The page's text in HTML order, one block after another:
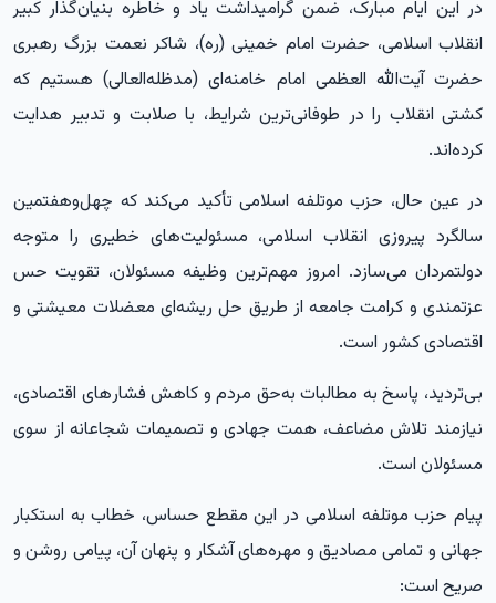
در این ایام مبارک، ضمن گرامیداشت یاد و خاطره بنیان‌گذار کبیر
انقلاب اسلامی، حضرت امام خمینی (ره)، شاکر نعمت بزرگ رهبری
حضرت آیت‌الله العظمی امام خامنه‌ای (مدظله‌العالی) هستیم که
کشتی انقلاب را در طوفانی‌ترین شرایط، با صلابت و تدبیر هدایت
کرده‌اند.
در عین حال، حزب موتلفه اسلامی تأکید می‌کند که چهل‌وهفتمین
سالگرد پیروزی انقلاب اسلامی، مسئولیت‌های خطیری را متوجه
دولتمردان می‌سازد. امروز مهم‌ترین وظیفه مسئولان، تقویت حس
عزتمندی و کرامت جامعه از طریق حل ریشه‌ای معضلات معیشتی و
اقتصادی کشور است.
بی‌تردید، پاسخ به مطالبات به‌حق مردم و کاهش فشار‌های اقتصادی،
نیازمند تلاش مضاعف، همت جهادی و تصمیمات شجاعانه از سوی
مسئولان است.
پیام حزب موتلفه اسلامی در این مقطع حساس، خطاب به استکبار
جهانی و تمامی مصادیق و مهره‌های آشکار و پنهان آن، پیامی روشن و
صریح است: